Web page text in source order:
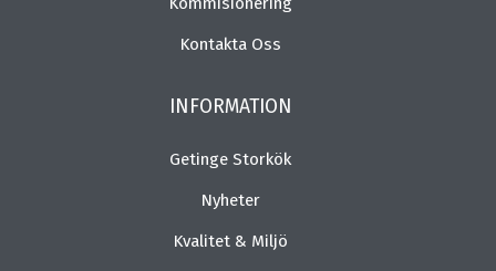
Kontakta Oss
INFORMATION
Getinge Storkök
Nyheter
Kvalitet & Miljö